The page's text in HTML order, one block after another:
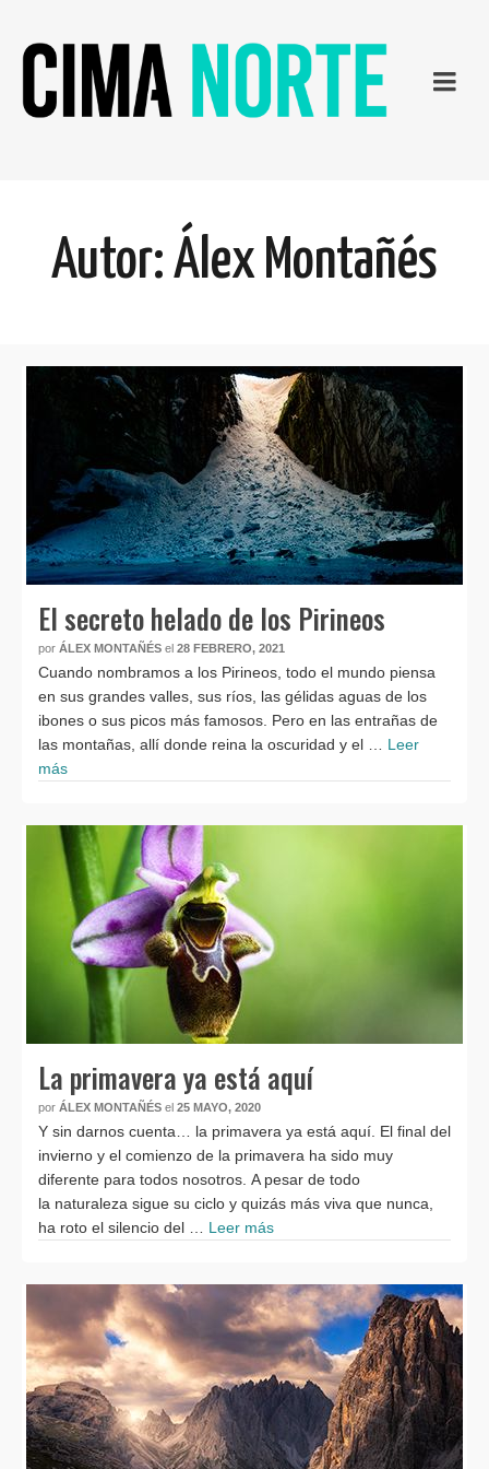
Autor: Álex Montañés
El secreto helado de los Pirineos
por ÁLEX MONTAÑÉS el 28 FEBRERO, 2021
Cuando nombramos a los Pirineos, todo el mundo piensa
en sus grandes valles, sus ríos, las gélidas aguas de los
ibones o sus picos más famosos. Pero en las entrañas de
las montañas, allí donde reina la oscuridad y el … Leer
más
La primavera ya está aquí
por ÁLEX MONTAÑÉS el 25 MAYO, 2020
Y sin darnos cuenta… la primavera ya está aquí. El final del
invierno y el comienzo de la primavera ha sido muy
diferente para todos nosotros. A pesar de todo
la naturaleza sigue su ciclo y quizás más viva que nunca,
ha roto el silencio del … Leer más